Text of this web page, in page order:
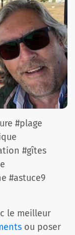
#plage
#gîtes
#astuce9
le meilleur
ou poser